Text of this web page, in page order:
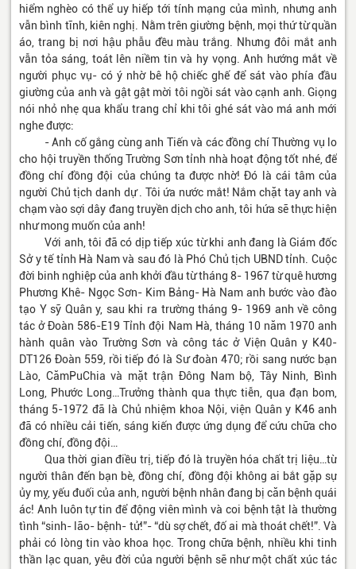
hiểm nghèo có thể uy hiếp tới tính mạng của mình, nhưng anh
vẫn bình tĩnh, kiên nghị. Nằm trên giường bệnh, mọi thứ từ quần
áo, trang bị nơi hậu phẫu đều màu trắng. Nhưng đôi mắt anh
vẫn tỏa sáng, toát lên niềm tin và hy vọng. Anh hướng mắt về
người phục vụ- có ý nhờ bê hộ chiếc ghế để sát vào phía đầu
giường của anh và gật gật mời tôi ngồi sát vào cạnh anh. Giọng
nói nhỏ nhẹ qua khẩu trang chỉ khi tôi ghé sát vào má anh mới
nghe được:
- Anh cố gắng cùng anh Tiến và các đồng chí Thường vụ lo
cho hội truyền thống Trường Sơn tỉnh nhà hoạt động tốt nhé, để
đồng chí đồng đội của chúng ta được nhờ! Đó là cái tâm của
người Chủ tịch danh dự . Tôi ứa nước mắt! Nắm chặt tay anh và
chạm vào sợi dây đang truyền dịch cho anh, tôi hứa sẽ thực hiện
như mong muốn của anh!
Với anh, tôi đã có dịp tiếp xúc từ khi anh đang là Giám đốc
Sở y tế tỉnh Hà Nam và sau đó là Phó Chủ tịch UBND tỉnh. Cuộc
đời binh nghiệp của anh khởi đầu từ tháng 8- 1967 từ quê hương
Phương Khê- Ngọc Sơn- Kim Bảng- Hà Nam anh bước vào đào
tạo Y sỹ Quân y, sau khi ra trường tháng 9- 1969 anh về công
tác ở Đoàn 586-E19 Tỉnh đội Nam Hà, tháng 10 năm 1970 anh
hành quân vào Trường Sơn và công tác ở Viện Quân y K40-
DT126 Đoàn 559, rồi tiếp đó là Sư đoàn 470; rồi sang nước bạn
Lào, CămPuChia và mặt trận Đông Nam bộ, Tây Ninh, Bình
Long, Phước Long…Trưởng thành qua thực tiễn, qua đạn bom,
tháng 5-1972 đã là Chủ nhiệm khoa Nội, viện Quân y K46 anh
đã có nhiều cải tiến, sáng kiến được ứng dụng để cứu chữa cho
đồng chí, đồng đội…
Qua thời gian điều trị, tiếp đó là truyền hóa chất trị liệu…từ
người thân đến bạn bè, đồng chí, đồng đội không ai bắt gặp sự
ủy mỵ, yếu đuối của anh, người bệnh nhân đang bị căn bệnh quái
ác! Anh luôn tự tin để động viên mình và coi bệnh tật là thường
tình “sinh- lão- bệnh- tử!”- “dù sợ chết, đố ai mà thoát chết!”. Và
phải có lòng tin vào khoa học. Trong chữa bệnh, nhiều khi tinh
thần lạc quan, yêu đời của người bệnh sẽ như một chất xúc tác